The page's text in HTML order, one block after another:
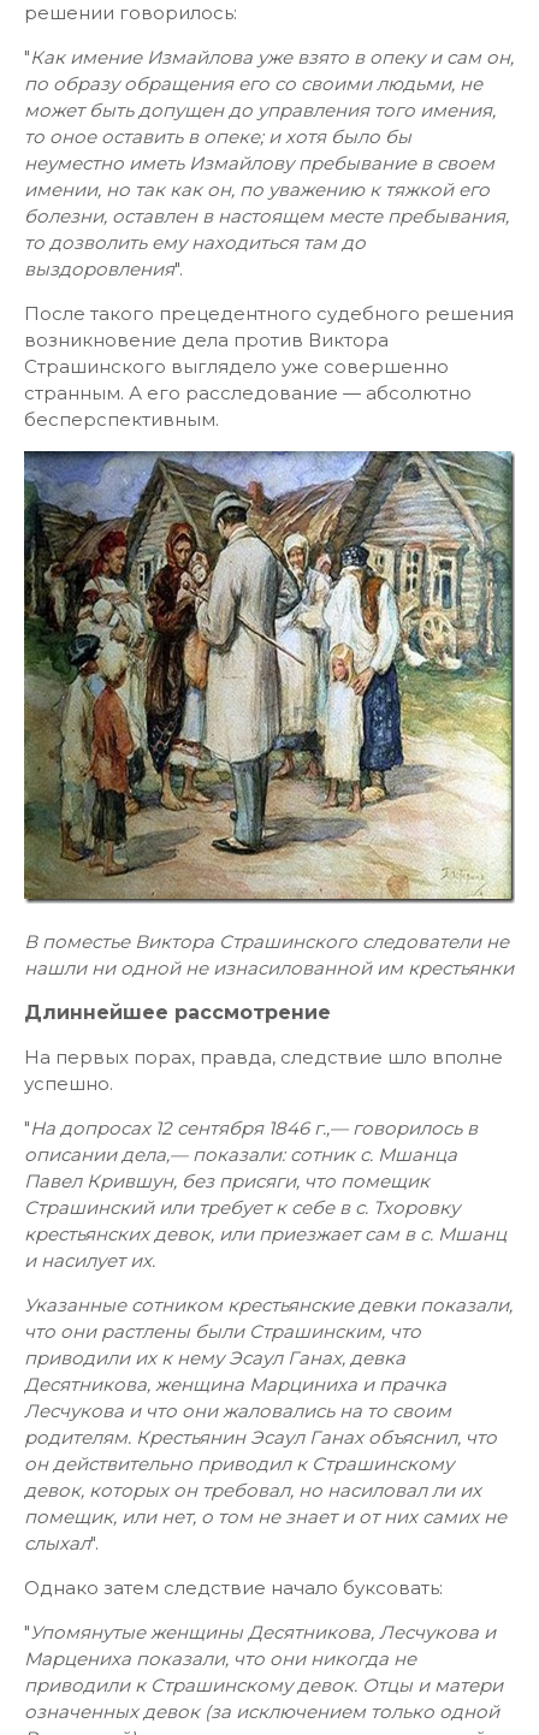
решении говорилось:
"Как имение Измайлова уже взято в опеку и сам он,
по образу обращения его со своими людьми, не
может быть допущен до управления того имения,
то оное оставить в опеке; и хотя было бы
неуместно иметь Измайлову пребывание в своем
имении, но так как он, по уважению к тяжкой его
болезни, оставлен в настоящем месте пребывания,
то дозволить ему находиться там до
выздоровления".
После такого прецедентного судебного решения
возникновение дела против Виктора
Страшинского выглядело уже совершенно
странным. А его расследование — абсолютно
бесперспективным.
В поместье Виктора Страшинского следователи не
нашли ни одной не изнасилованной им крестьянки
Длиннейшее рассмотрение
На первых порах, правда, следствие шло вполне
успешно.
"На допросах 12 сентября 1846 г.,— говорилось в
описании дела,— показали: сотник с. Мшанца
Павел Крившун, без присяги, что помещик
Страшинский или требует к себе в с. Тхоровку
крестьянских девок, или приезжает сам в с. Мшанц
и насилует их.
Указанные сотником крестьянские девки показали,
что они растлены были Страшинским, что
приводили их к нему Эсаул Ганах, девка
Десятникова, женщина Марциниха и прачка
Лесчукова и что они жаловались на то своим
родителям. Крестьянин Эсаул Ганах объяснил, что
он действительно приводил к Страшинскому
девок, которых он требовал, но насиловал ли их
помещик, или нет, о том не знает и от них самих не
слыхал".
Однако затем следствие начало буксовать:
"Упомянутые женщины Десятникова, Лесчукова и
Марцениха показали, что они никогда не
приводили к Страшинскому девок. Отцы и матери
означенных девок (за исключением только одной